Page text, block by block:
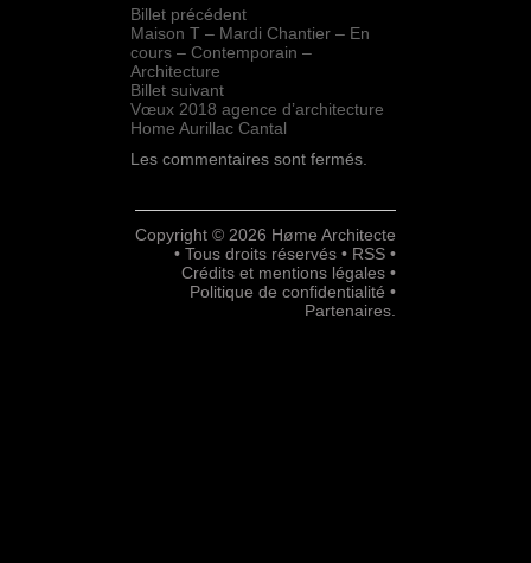
Billet précédent
Maison T – Mardi Chantier – En
cours – Contemporain –
Architecture
Billet suivant
Vœux 2018 agence d’architecture
Home Aurillac Cantal
Les commentaires sont fermés.
Copyright © 2026 Høme Architecte
• Tous droits réservés • RSS •
Crédits et mentions légales •
Politique de confidentialité •
Partenaires